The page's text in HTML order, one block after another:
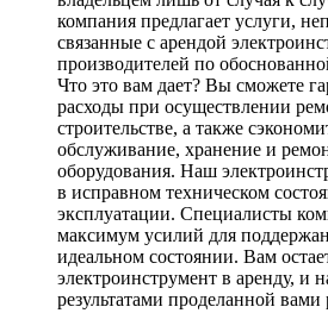
компания предлагает услуги,
связанные с арендой
производителей по
Что это вам дает? Вы сможете
расходы при осуществлении
строительстве, а также
обслуживание, хранение и
оборудования. Наш
в исправном техническом
эксплуатации. Специалисты
максимум усилий для
идеальном состоянии. Вам
электроинструмент в аренду, и
результатами проделанной вами